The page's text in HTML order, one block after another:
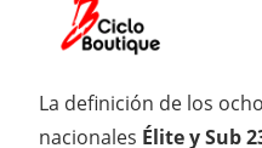
La definición de los
nacionales Élite y Sub